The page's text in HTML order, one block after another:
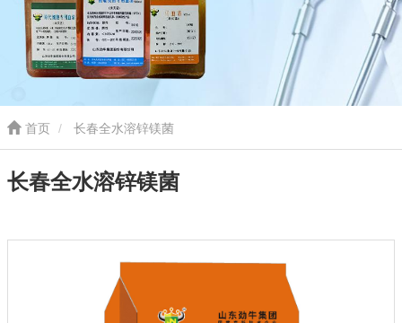
首页 长春全水溶锌镁菌
长春全水溶锌镁菌